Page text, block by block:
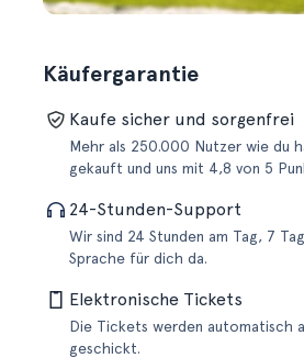
Käufergarantie
Kaufe sicher und sorgenfrei
Mehr als 250.000 Nutzer wie du
gekauft und uns mit 4,8 von 5
24-Stunden-Support
Wir sind 24 Stunden am Tag, 7
Sprache für dich da.
Elektronische Tickets
Die Tickets werden automatisch
geschickt.